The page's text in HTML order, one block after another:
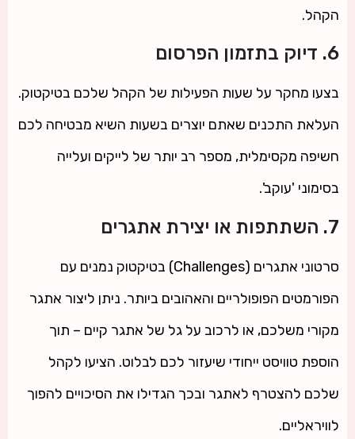
הקהל.
6. דיוק בתזמון הפרסום
בצעו מחקר על שעות הפעילות של הקהל שלכם בטיקטוק.
העלאת התכנים שאתם יוצרים בשעות השיא מבטיחה לכם
חשיפה מקסימלית, מספר רב יותר של לייקים ועלייה
בסימוני 'עוקב'.
7. השתתפות או יצירת אתגרים
סרטוני אתגרים (Challenges) בטיקטוק נמנים עם
הפורמטים הפופולריים והאהובים ביותר. ניתן ליצור אתגר
מקורי משלכם, או לרכוב על גל של אתגר קיים – תוך
הוספת טוויסט ייחודי שיעזור לכם לבלוט. הציעו לקהל
שלכם להצטרף לאתגר ובכך הגדילו את הסיכויים להפוך
לוויראליים.